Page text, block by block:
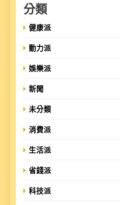
分類
健康派
動力派
娛樂派
新聞
未分類
消費派
生活派
省錢派
科技派